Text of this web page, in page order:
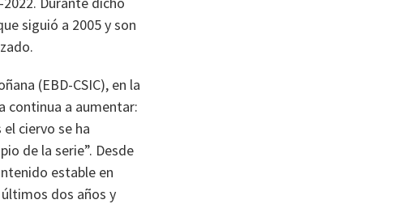
siguió a 2005 y son
(EBD-CSIC), en la
continua a aumentar:
ciervo se ha
de la serie”. Desde
estable en
dos años y